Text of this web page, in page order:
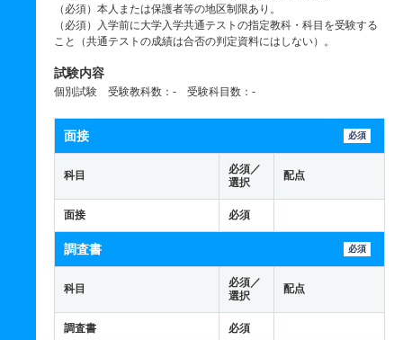
（必須）本人または保護者等の地区制限あり。
（必須）入学前に大学入学共通テストの指定教科・科目を受験する
こと（共通テストの成績は合否の判定資料にはしない）。
試験内容
個別試験 受験教科数：- 受験科目数：-
面接 必須
科目
必須／
選択
配点
面接 必須
調査書 必須
科目
必須／
選択
配点
調査書 必須